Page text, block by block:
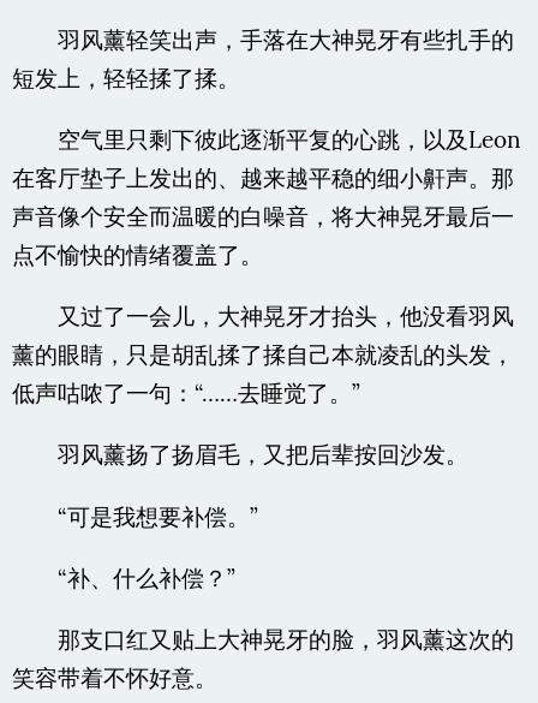
羽风薰轻笑出声，手落在大神晃牙有些扎手的
短发上，轻轻揉了揉。
空气里只剩下彼此逐渐平复的心跳，以及Leon
在客厅垫子上发出的、越来越平稳的细小鼾声。那
声音像个安全而温暖的白噪音，将大神晃牙最后一
点不愉快的情绪覆盖了。
又过了一会儿，大神晃牙才抬头，他没看羽风
薰的眼睛，只是胡乱揉了揉自己本就凌乱的头发，
低声咕哝了一句：“……去睡觉了。”
羽风薰扬了扬眉毛，又把后辈按回沙发。
“可是我想要补偿。”
“补、什么补偿？”
那支口红又贴上大神晃牙的脸，羽风薰这次的
笑容带着不怀好意。